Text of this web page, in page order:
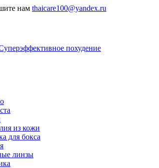
нам thaicare100@yandex.ru
похудение
из кожи
для бокса
линзы